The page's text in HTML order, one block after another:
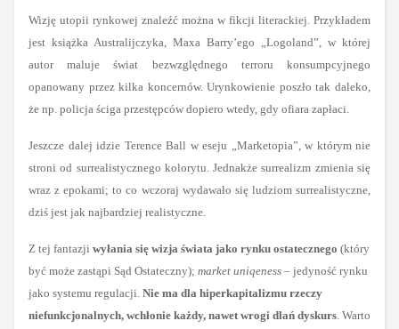
Wizję utopii rynkowej znaleźć można w fikcji literackiej. Przykładem
jest książka Australijczyka, Maxa Barry’ego „Logoland”, w której
autor maluje świat bezwzględnego terroru konsumpcyjnego
opanowany przez kilka koncernów. Urynkowienie poszło tak daleko,
że np. policja ściga przestępców dopiero wtedy, gdy ofiara zapłaci.
Jeszcze dalej idzie Terence Ball w eseju „Marketopia”, w którym nie
stroni od surrealistycznego kolorytu. Jednakże surrealizm zmienia się
wraz z epokami; to co wczoraj wydawało się ludziom surrealistyczne,
dziś jest jak najbardziej realistyczne.
Z tej fantazji wyłania się wizja świata jako rynku ostatecznego (który
być może zastąpi Sąd Ostateczny); market uniqeness – jedyność rynku
jako systemu regulacji. Nie ma dla hiperkapitalizmu rzeczy
niefunkcjonalnych, wchłonie każdy, nawet wrogi dlań dyskurs . Warto